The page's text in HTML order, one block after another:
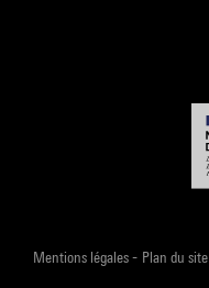
Mentions légales- Plan du site